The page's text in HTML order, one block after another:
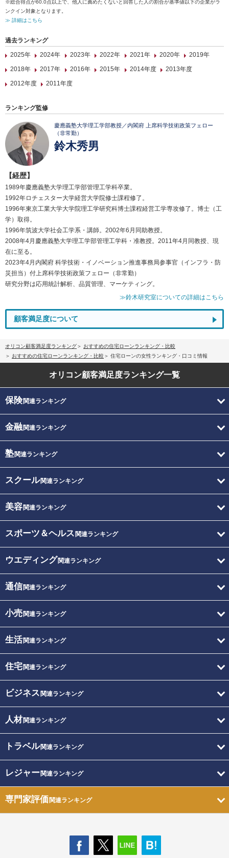
※総合得点が60.0点以上で、他人に薦めたくないと回答した人の割合が基準値以下の企業がラ
ンクイン対象となります。
≫ 詳細はこちら
過去ランキング
2025年
2024年 2023年 2022年 2021年 2020年
2019年
2018年
2017年 2016年 2015年 2014年度
2013年度
2012年度
2011年度
ランキング監修
慶應義塾大学理工学部教授／内閣府 上席科学技術政策フェロー
（非常勤）
鈴木秀男
【経歴】
1989年慶應義塾大学理工学部管理工学科卒業。
1992年ロチェスター大学経営大学院修士課程修了。
1996年東京工業大学大学院理工学研究科博士課程経営工学専攻修了。博士（工
学）取得。
1996年筑波大学社会工学系・講師。2002年6月同助教授。
2008年4月慶應義塾大学理工学部管理工学科・准教授。2011年4月同教授、現
在に至る。
2023年4月内閣府 科学技術・イノベーション推進事務局参事官（インフラ・防
災担当）付上席科学技術政策フェロー（非常勤）
研究分野は応用統計解析、品質管理、マーケティング。
≫鈴木研究室についての詳細はこちら
顧客満足度について
オリコン顧客満足度ランキング
おすすめの住宅ローンランキング・比較
おすすめの住宅ローンランキング・比較
住宅ローンの女性ランキング・口コミ情報
オリコン顧客満足度ランキング一覧
保険関連ランキング
金融関連ランキング
塾関連ランキング
スクール関連ランキング
美容関連ランキング
スポーツ＆ヘルス 関連ランキング
ウエディング関連ランキング
通信関連ランキング
小売関連ランキング
生活関連ランキング
住宅関連ランキング
ビジネス 関連ランキング
人材関連ランキング
トラベル関連ランキング
レジャー関連ランキング
専門家評価関連ランキング